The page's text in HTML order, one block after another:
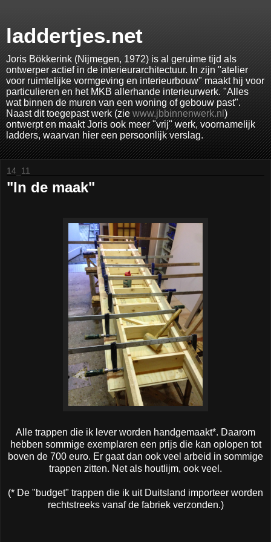
laddertjes.net
Joris Bökkerink (Nijmegen, 1972) is al geruime tijd als
ontwerper actief in de interieurarchitectuur. In zijn "atelier
voor ruimtelijke vormgeving en interieurbouw" maakt hij voor
particulieren en het MKB allerhande interieurwerk. "Alles
wat binnen de muren van een woning of gebouw past".
Naast dit toegepast werk (ziewww.jbbinnenwerk.nl)
ontwerpt en maakt Joris ook meer "vrij" werk, voornamelijk
ladders, waarvan hier een persoonlijk verslag.
14_11
"In de maak"
Alle trappen die ik lever worden handgemaakt*. Daarom
hebben sommige exemplaren een prijs die kan oplopen tot
boven de 700 euro. Er gaat dan ook veel arbeid in sommige
trappen zitten. Net als houtlijm, ook veel.
(* De "budget" trappen die ik uit Duitsland importeer worden
rechtstreeks vanaf de fabriek verzonden.)